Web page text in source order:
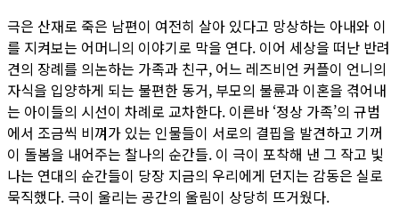
극은 산재로 죽은 남편이 여전히 살아 있다고 망상하는 아내와 이
를 지켜보는 어머니의 이야기로 막을 연다. 이어 세상을 떠난 반려
견의 장례를 의논하는 가족과 친구, 어느 레즈비언 커플이 언니의
자식을 입양하게 되는 불편한 동거, 부모의 불륜과 이혼을 겪어내
는 아이들의 시선이 차례로 교차한다. 이른바 ‘정상 가족’의 규범
에서 조금씩 비껴가 있는 인물들이 서로의 결핍을 발견하고 기꺼
이 돌봄을 내어주는 찰나의 순간들. 이 극이 포착해 낸 그 작고 빛
나는 연대의 순간들이 당장 지금의 우리에게 던지는 감동은 실로
묵직했다. 극이 울리는 공간의 울림이 상당히 뜨거웠다.